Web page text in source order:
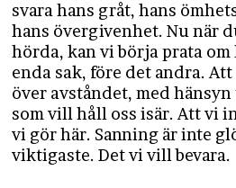
svara hans gråt, hans
hans övergivenhet. Nu när
hörda, kan vi börja prata
enda sak, före det andra.
över avståndet, med
som vill håll oss isär. Att vi
vi gör här. Sanning är inte
viktigaste. Det vi vill bevara.